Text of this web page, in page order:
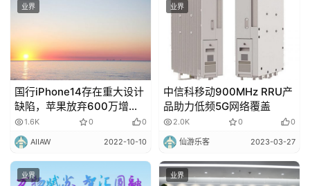
业界
国行iPhone14存在重大设计
缺陷，苹果放弃600万增产
计划；罗永浩卸任锤子科技
法人
1.6K 0 0
AIIAW 2022-10-10
业界
中信科移动900MHz RRU产
品助力低频5G网络覆盖
2.0K 0 0
仙游乐客 2023-03-27
业界 业界